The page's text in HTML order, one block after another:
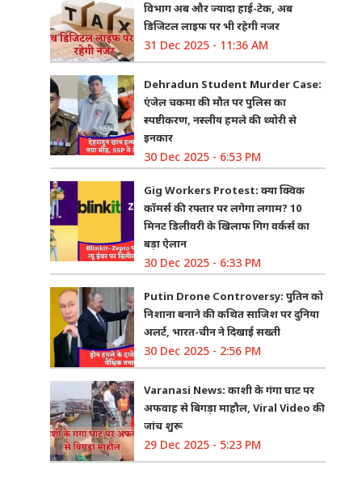
विभाग अब और ज्यादा हाई-टेक, अब
डिजिटल लाइफ पर भी रहेगी नजर
31 Dec 2025 - 11:36 AM
Dehradun Student Murder Case:
एंजेल चकमा की मौत पर पुलिस का
स्पष्टीकरण, नस्लीय हमले की थ्योरी से
इनकार
30 Dec 2025 - 6:53 PM
Gig Workers Protest: क्या क्विक
कॉमर्स की रफ्तार पर लगेगा लगाम? 10
मिनट डिलीवरी के खिलाफ गिग वर्कर्स का
बड़ा ऐलान
30 Dec 2025 - 6:33 PM
Putin Drone Controversy: पुतिन को
निशाना बनाने की कथित साजिश पर दुनिया
अलर्ट, भारत-चीन ने दिखाई सख्ती
30 Dec 2025 - 2:56 PM
Varanasi News: काशी के गंगा घाट पर
अफवाह से बिगड़ा माहौल, Viral Video की
जांच शुरू
29 Dec 2025 - 5:23 PM